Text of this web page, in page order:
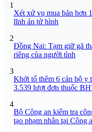
1
Xét xử vụ mua bán hơn
lĩnh án tử hình
2
Đồng Nai: Tạm giữ gã
riêng của người tình
3
Khởi tố thêm 6 cán bộ y
3.539 lượt đơn thuốc
4
Bộ Công an kiểm tra
tạo phạm nhân tại Công